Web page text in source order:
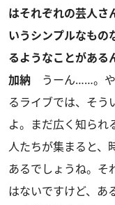
はそれぞれの芸人さ
いうシンプルなもの
るようなことがある
加納 うーん……。や
るライブでは、そう
よ。まだ広く知られ
人たちが集まると、
あるでしょうね。そ
はないですけど、あ